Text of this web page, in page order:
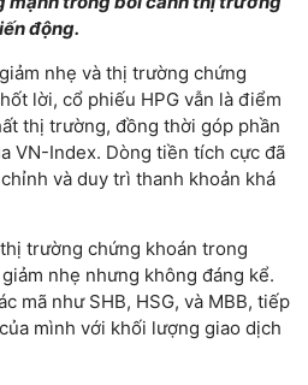
động.
nhẹ và thị trường chứng
lời, cổ phiếu HPG vẫn là điểm
thị trường, đồng thời góp phần
VN-Index. Dòng tiền tích cực đã
và duy trì thanh khoản khá
trường chứng khoán trong
nhẹ nhưng không đáng kể.
mã như SHB, HSG, và MBB, tiếp
mình với khối lượng giao dịch